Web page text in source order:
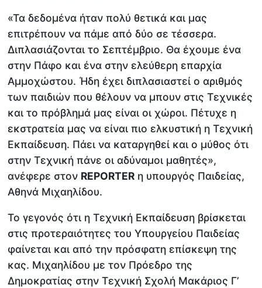
«Τα δεδομένα ήταν πολύ θετικά και μας
επιτρέπουν να πάμε από δύο σε τέσσερα.
Διπλασιάζονται το Σεπτέμβριο. Θα έχουμε ένα
στην Πάφο και ένα στην ελεύθερη επαρχία
Αμμοχώστου. Ήδη έχει διπλασιαστεί ο αριθμός
των παιδιών που θέλουν να μπουν στις Τεχνικές
και το πρόβλημά μας είναι οι χώροι. Πέτυχε η
εκστρατεία μας να είναι πιο ελκυστική η Τεχνική
Εκπαίδευση. Πάει να καταργηθεί και ο μύθος ότι
στην Τεχνική πάνε οι αδύναμοι μαθητές»,
ανέφερε στον REPORTER η υπουργός Παιδείας,
Αθηνά Μιχαηλίδου.
Το γεγονός ότι η Τεχνική Εκπαίδευση βρίσκεται
στις προτεραιότητες του Υπουργείου Παιδείας
φαίνεται και από την πρόσφατη επίσκεψη της
κας. Μιχαηλίδου με τον Πρόεδρο της
Δημοκρατίας στην Τεχνική Σχολή Μακάριος Γ’